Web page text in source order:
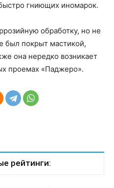
гниющих иномарок.
обработку, но не
был покрыт мастикой,
она нередко возникает
проемах «Паджеро».
рейтинги: